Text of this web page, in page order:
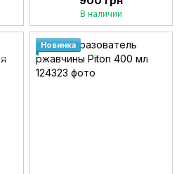
В наличии
Новинка